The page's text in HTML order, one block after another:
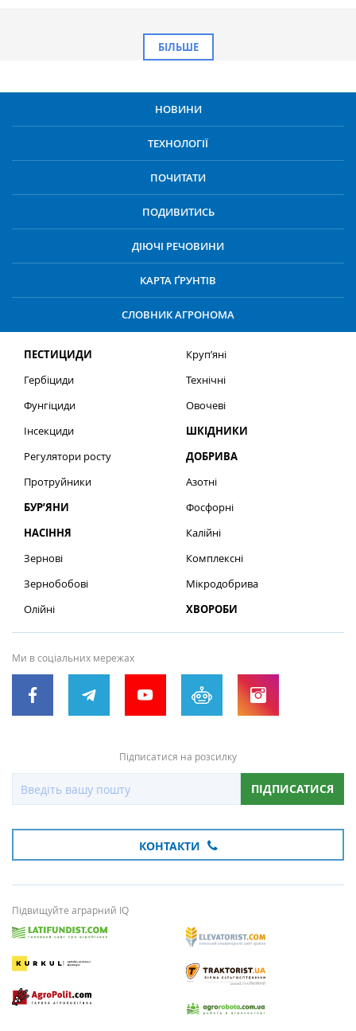
БІЛЬШЕ
НОВИНИ
ТЕХНОЛОГІЇ
ПОЧИТАТИ
ПОДИВИТИСЬ
ДІЮЧІ РЕЧОВИНИ
КАРТА ҐРУНТІВ
СЛОВНИК АГРОНОМА
ПЕСТИЦИДИ
Гербіциди
Фунгіциди
Інсекциди
Регулятори росту
Протруйники
БУР’ЯНИ
НАСІННЯ
Зернові
Зернобобові
Олійні
Круп’яні
Технічні
Овочеві
ШКІДНИКИ
ДОБРИВА
Азотні
Фосфорні
Калійні
Комплексні
Мікродобрива
ХВОРОБИ
Ми в соціальних мережах
Підписатися на розсилку
ПІДПИСАТИСЯ
КОНТАКТИ
Підвищуйте аграрний IQ